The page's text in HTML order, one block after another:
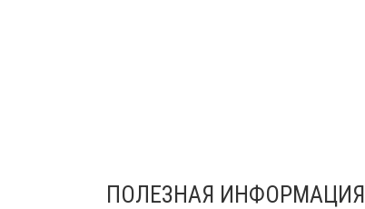
ПОЛЕЗНАЯ ИНФОРМАЦИЯ